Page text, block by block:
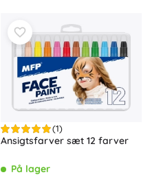
(1)
Ansigtsfarver sæt 12 farver
På lager